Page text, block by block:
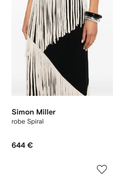
Simon Miller
robe Spiral
644 €